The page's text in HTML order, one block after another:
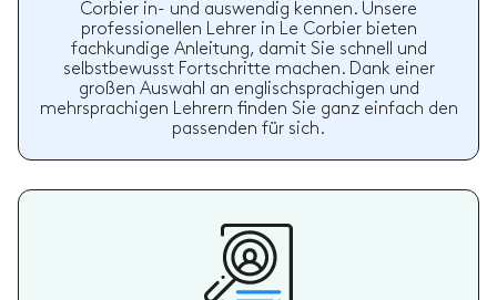
Corbier in- und auswendig kennen. Unsere
professionellen Lehrer in Le Corbier bieten
fachkundige Anleitung, damit Sie schnell und
selbstbewusst Fortschritte machen. Dank einer
großen Auswahl an englischsprachigen und
mehrsprachigen Lehrern finden Sie ganz einfach den
passenden für sich.